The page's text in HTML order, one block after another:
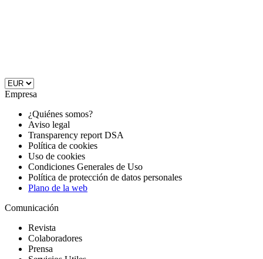
Empresa
¿Quiénes somos?
Aviso legal
Transparency report DSA
Política de cookies
Uso de cookies
Condiciones Generales de Uso
Política de protección de datos personales
Plano de la web
Comunicación
Revista
Colaboradores
Prensa